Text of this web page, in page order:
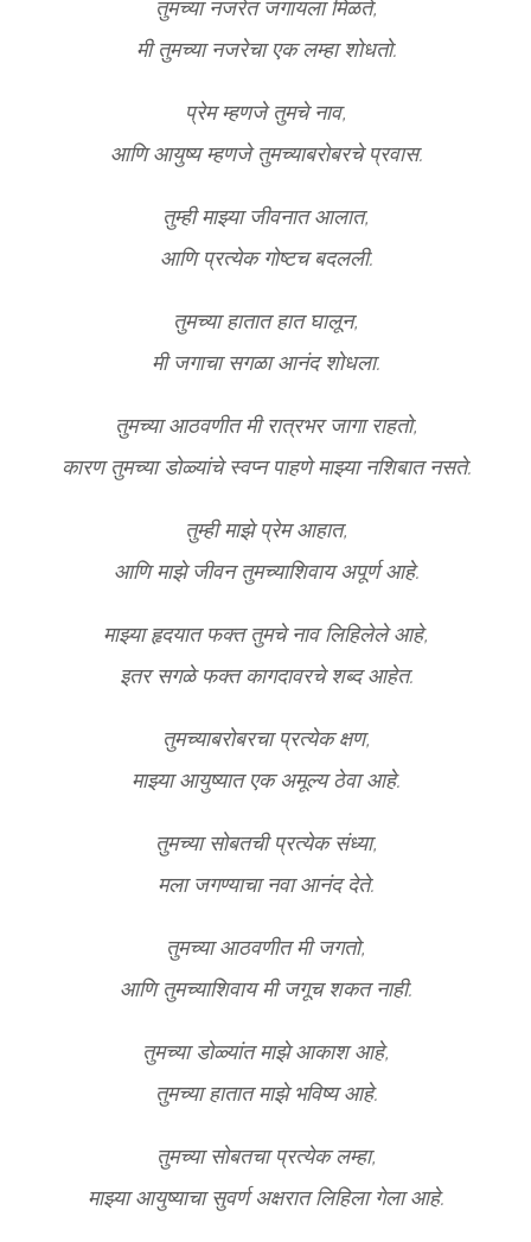
तुमच्या नजरेत जगायला मिळते,
मी तुमच्या नजरेचा एक लम्हा शोधतो.
प्रेम म्हणजे तुमचे नाव,
आणि आयुष्य म्हणजे तुमच्याबरोबरचे प्रवास.
तुम्ही माझ्या जीवनात आलात,
आणि प्रत्येक गोष्टच बदलली.
तुमच्या हातात हात घालून,
मी जगाचा सगळा आनंद शोधला.
तुमच्या आठवणीत मी रात्रभर जागा राहतो,
कारण तुमच्या डोळ्यांचे स्वप्न पाहणे माझ्या नशिबात नसते.
तुम्ही माझे प्रेम आहात,
आणि माझे जीवन तुमच्याशिवाय अपूर्ण आहे.
माझ्या हृदयात फक्त तुमचे नाव लिहिलेले आहे,
इतर सगळे फक्त कागदावरचे शब्द आहेत.
तुमच्याबरोबरचा प्रत्येक क्षण,
माझ्या आयुष्यात एक अमूल्य ठेवा आहे.
तुमच्या सोबतची प्रत्येक संध्या,
मला जगण्याचा नवा आनंद देते.
तुमच्या आठवणीत मी जगतो,
आणि तुमच्याशिवाय मी जगूच शकत नाही.
तुमच्या डोळ्यांत माझे आकाश आहे,
तुमच्या हातात माझे भविष्य आहे.
तुमच्या सोबतचा प्रत्येक लम्हा,
माझ्या आयुष्याचा सुवर्ण अक्षरात लिहिला गेला आहे.